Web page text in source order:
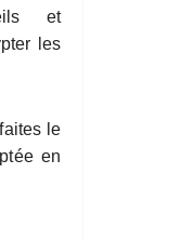
et
les
le
en